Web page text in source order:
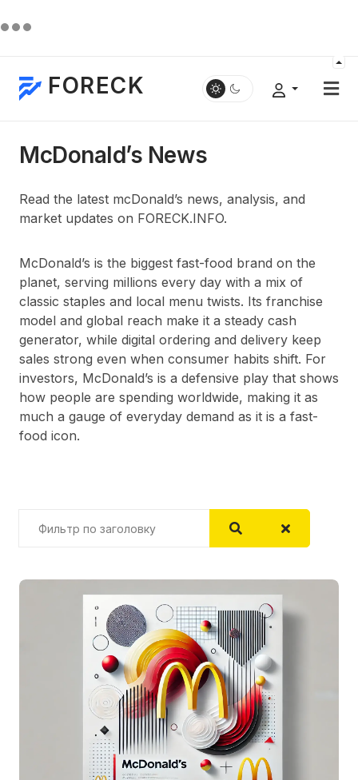
FORECK
McDonald’s News
Read the latest mcDonald’s news, analysis, and
market updates on FORECK.INFO.
McDonald’s is the biggest fast-food brand on the
planet, serving millions every day with a mix of
classic staples and local menu twists. Its franchise
model and global reach make it a steady cash
generator, while digital ordering and delivery keep
sales strong even when consumer habits shift. For
investors, McDonald’s is a defensive play that shows
how people are spending worldwide, making it as
much a gauge of everyday demand as it is a fast-
food icon.